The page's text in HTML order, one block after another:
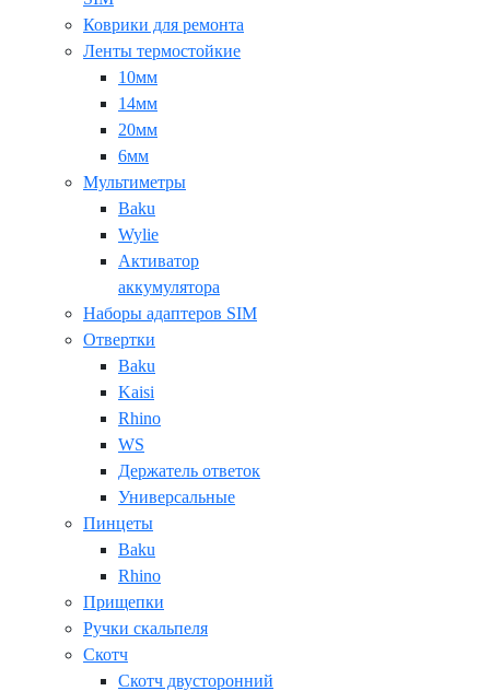
Коврики для ремонта
Ленты термостойкие
10мм
14мм
20мм
6мм
Мультиметры
Baku
Wylie
Активатор
аккумулятора
Наборы адаптеров SIM
Отвертки
Baku
Kaisi
Rhino
WS
Держатель ответок
Универсальные
Пинцеты
Baku
Rhino
Прищепки
Ручки скальпеля
Скотч
Скотч двусторонний